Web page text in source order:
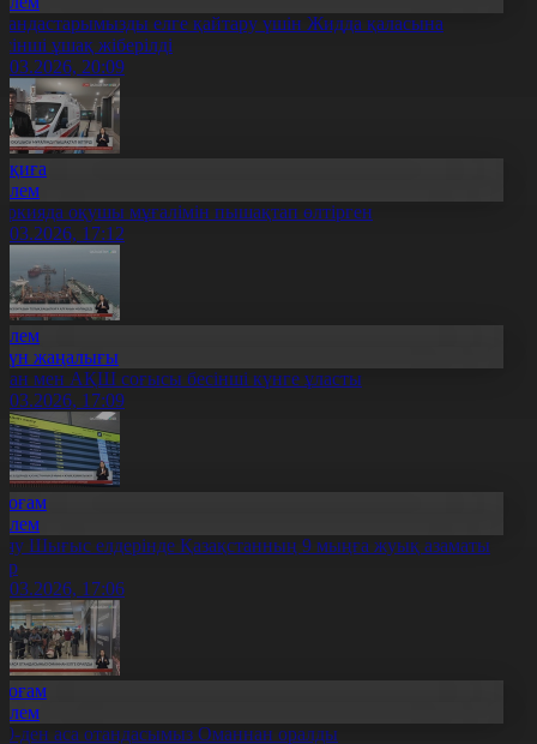
елге қайтару үшін Жидда қаласына
ұшақ жіберілді
20:09
оқушы мұғалімін пышақтап өлтірген
17:12
жаңалығы
мен АҚШ соғысы бесінші күнге ұласты
17:09
Шығыс елдерінде Қазақстанның 9 мыңға жуық азаматы
17:06
ден аса отандасымыз Оманнан оралды